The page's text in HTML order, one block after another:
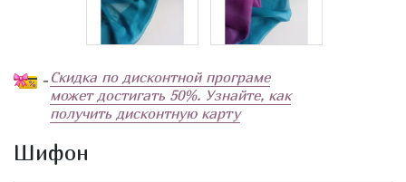
- Скидка по дисконтной програме
может достигать 50%. Узнайте, как
получить дисконтную карту
Шифон